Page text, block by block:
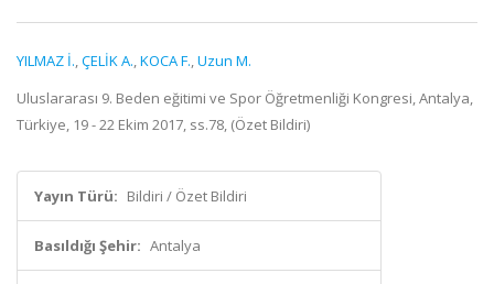
YILMAZ İ.,ÇELİK A.,KOCA F.,Uzun M.
Uluslararası 9. Beden eğitimi ve Spor Öğretmenliği Kongresi, Antalya,
Türkiye, 19 - 22 Ekim 2017, ss.78, (Özet Bildiri)
Yayın Türü: Bildiri / Özet Bildiri
Basıldığı Şehir: Antalya